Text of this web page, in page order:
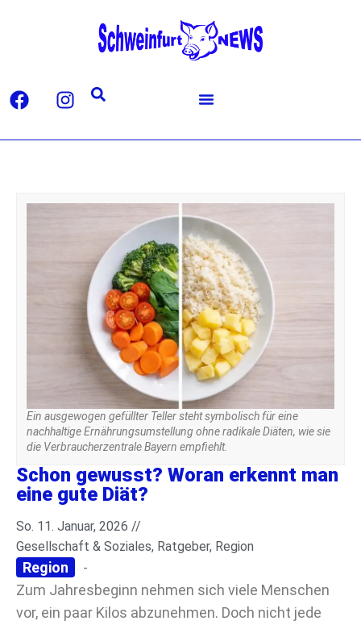
Ein ausgewogen gefüllter Teller steht symbolisch für eine
nachhaltige Ernährungsumstellung ohne radikale Diäten, wie sie
die Verbraucherzentrale Bayern empfiehlt.
Schon gewusst? Woran erkennt man
eine gute Diät?
So. 11. Januar, 2026 //
Gesellschaft & Soziales, Ratgeber, Region
Region
-
Zum Jahresbeginn nehmen sich viele Menschen
vor, ein paar Kilos abzunehmen. Doch nicht jede